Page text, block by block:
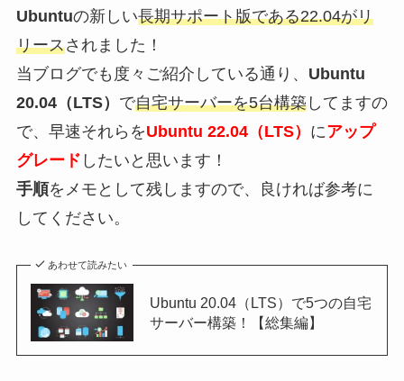
Ubuntuの新しい長期サポート版である22.04がリ
リースされました！
当ブログでも度々ご紹介している通り、 Ubuntu
20.04（LTS） で自宅サーバーを5台構築してますの
で、早速それらをUbuntu 22.04（LTS） にアップ
グレード したいと思います！
手順をメモとして残しますので、良ければ参考に
してください。
あわせて読みたい
Ubuntu 20.04（LTS）で5つの自宅
サーバー構築！【総集編】